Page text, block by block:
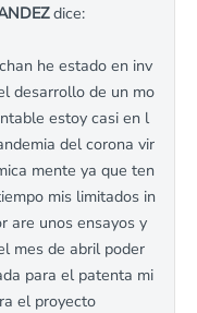
dice:
he estado en inv
desarrollo de un mo
estoy casi en l
del corona vir
mente ya que ten
mis limitados in
are unos ensayos y
mes de abril poder
para el patenta mi
el proyecto